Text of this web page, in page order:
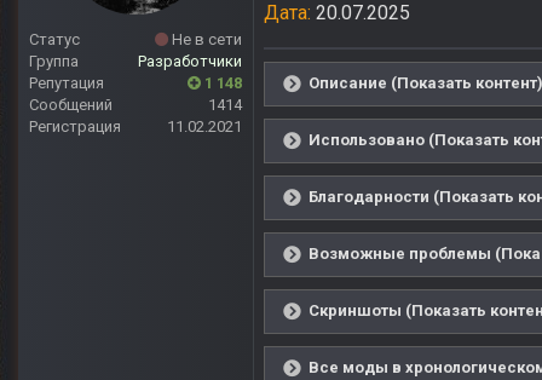
Статус
Не в сети
Группа
Разработчики
Репутация
1 148
Сообщений
1414
Регистрация
11.02.2021
Дата: 20.07.2025
Описание (Показать контент)
Использовано (Показать
Благодарности (Показать
Возможные проблемы
Скриншоты (Показать
Все моды в